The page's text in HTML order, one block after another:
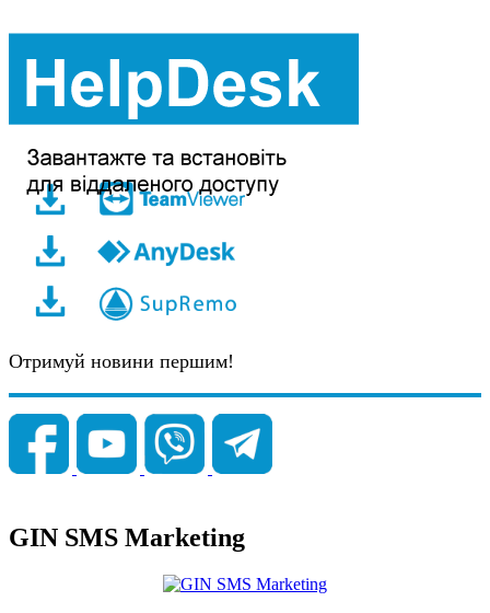
Отримуй новини першим!
GIN SMS Marketing